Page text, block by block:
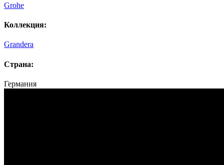
Grohe
Коллекция:
Grandera
Страна:
Германия